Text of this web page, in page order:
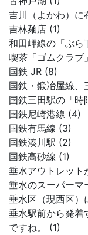
吉川（よかわ）に
吉林麺店 (1)
和田岬線の「ぶら
喫茶「ゴムクラブ
国鉄 JR (8)
国鉄・鍛冶屋線
国鉄三田駅の「時
国鉄尼崎港線 (4)
国鉄有馬線 (3)
国鉄湊川駅 (2)
国鉄高砂線 (1)
垂水アウトレット
垂水のスーパーマ
垂水区（現西区）
垂水駅前から発着
ですね。 (1)